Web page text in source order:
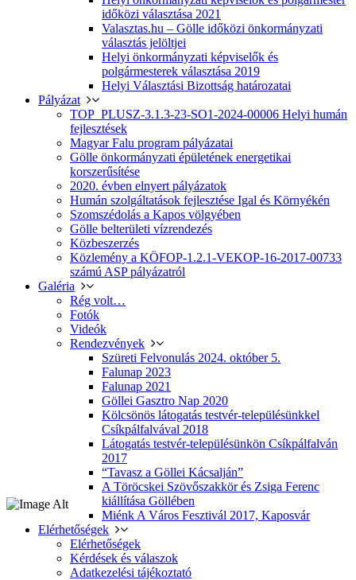
időközi választása 2021
Valasztas.hu – Gölle időközi önkormányzati
választás jelöltjei
Helyi önkormányzati képviselők és
polgármesterek választása 2019
Helyi Választási Bizottság határozatai
Pályázat
TOP_PLUSZ-3.1.3-23-SO1-2024-00006 Helyi humán
fejlesztések
Magyar Falu program pályázatai
Gölle önkormányzati épületének energetikai
korszerűsítése
2020. évben elnyert pályázatok
Humán szolgáltatások fejlesztése Igal és Környékén
Szomszédolás a Kapos völgyében
Gölle belterületi vízrendezés
Közbeszerzés
Közlemény a KÖFOP-1.2.1-VEKOP-16-2017-00733
számú ASP pályázatról
Galéria
Rég volt…
Fotók
Videók
Rendezvények
Szüreti Felvonulás 2024. október 5.
Falunap 2023
Falunap 2021
Göllei Gasztro Nap 2020
Kölcsönös látogatás testvér-településünkkel
Csíkpálfalvával 2018
Látogatás testvér-településünkön Csíkpálfalván
2017
“Tavasz a Göllei Kácsalján”
A Töröcskei Szövőszakkör és Zsiga Ferenc
kiállítása Göllében
Miénk A Város Fesztivál 2017, Kaposvár
Elérhetőségek
Elérhetőségek
Kérdések és válaszok
Adatkezelési tájékoztató